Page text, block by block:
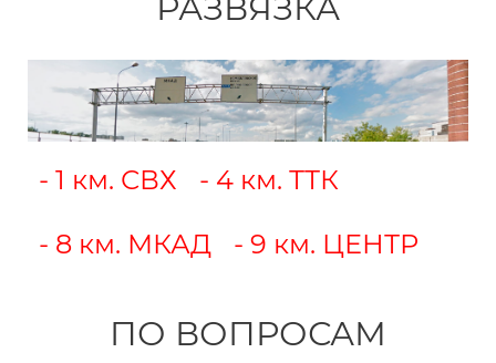
- 1 км. СВХ
- 4 км. ТТК
- 8 км. МКАД
- 9 км. ЦЕНТР
ПО ВОПРОСАМ